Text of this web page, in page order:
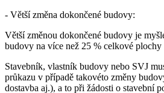
- Větší změna dokončené budovy:
Větší změnou dokončené budovy je
budovy na více než 25 % celkové
Stavebník, vlastník budovy nebo SVJ
průkazu v případě takovéto změny
dostavba aj.), a to při žádosti o stavební